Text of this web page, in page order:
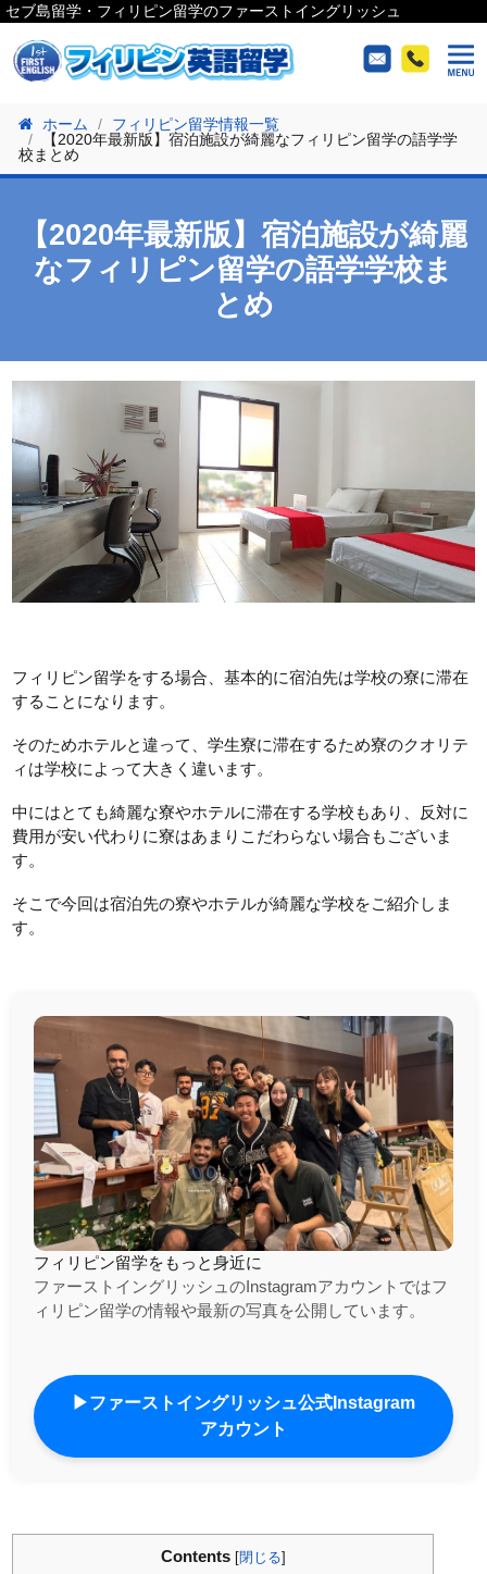
セブ島留学・フィリピン留学のファーストイングリッシュ
ホーム
フィリピン留学情報一覧
【2020年最新版】宿泊施設が綺麗なフィリピン留学の語学学
校まとめ
【2020年最新版】宿泊施設が綺麗
なフィリピン留学の語学学校ま
とめ
フィリピン留学をする場合、基本的に宿泊先は学校の寮に滞在
することになります。
そのためホテルと違って、学生寮に滞在するため寮のクオリテ
ィは学校によって大きく違います。
中にはとても綺麗な寮やホテルに滞在する学校もあり、反対に
費用が安い代わりに寮はあまりこだわらない場合もございま
す。
そこで今回は宿泊先の寮やホテルが綺麗な学校をご紹介しま
す。
フィリピン留学をもっと身近に
ファーストイングリッシュのInstagramアカウントではフ
ィリピン留学の情報や最新の写真を公開しています。
▶ファーストイングリッシュ公式Instagram
アカウント
Contents [閉じる]